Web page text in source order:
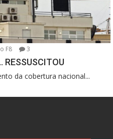
F8 3
RESSUSCITOU
da cobertura nacional...